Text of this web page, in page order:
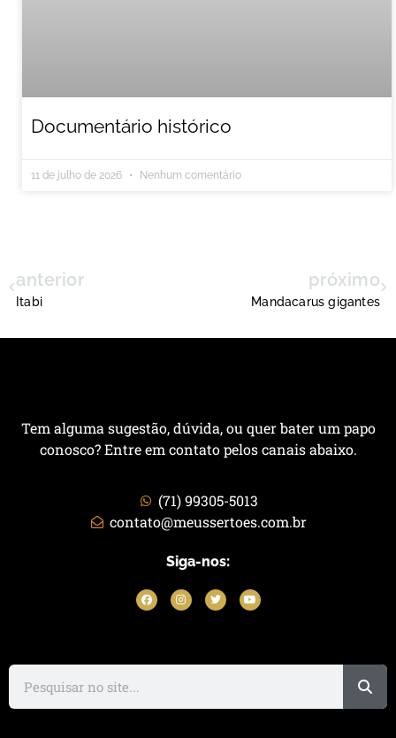
Documentário histórico
11 de julho de 2026 Nenhum comentário
anterior
Itabi
próximo
Mandacarus gigantes
Tem alguma sugestão, dúvida, ou quer bater um papo
conosco? Entre em contato pelos canais abaixo.
(71) 99305-5013
contato@meussertoes.com.br
Siga-nos: